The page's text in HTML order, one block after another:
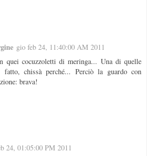
gio feb 24, 11:40:00 AM 2011
quei cocuzzoletti di meringa... Una di quelle
chissà perché... Perciò la guardo con
brava!
24, 01:05:00 PM 2011